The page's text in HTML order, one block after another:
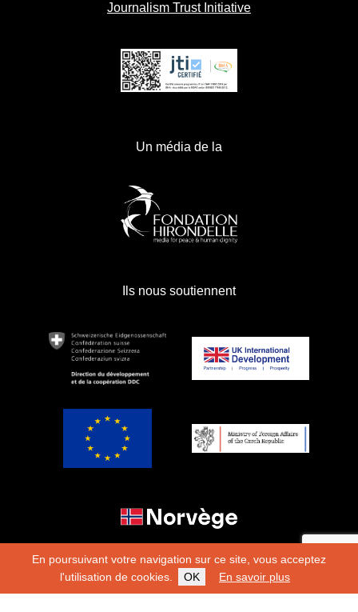
En poursuivant votre navigation sur ce site, vous acceptez
l'utilisation de cookies.
OK En savoir plus
Journalism Trust Initiative
Un média de la
Ils nous soutiennent